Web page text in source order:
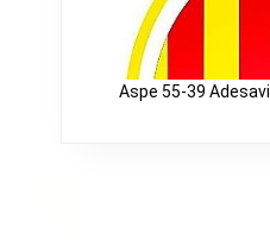
Aspe 55-39 Adesavi